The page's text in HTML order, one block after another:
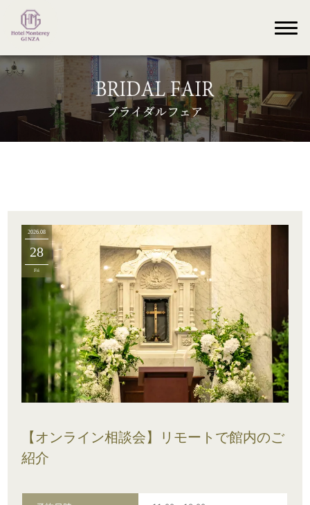
2026.08
28
Fri
【オンライン相談会】リモートで館内のご
紹介